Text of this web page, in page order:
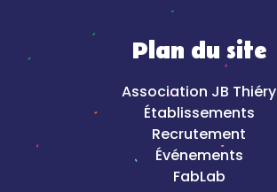
Plan du site
Association JB Thiéry
Établissements
Recrutement
Événements
FabLab